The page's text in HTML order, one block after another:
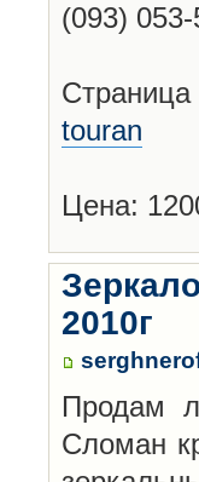
(093)
touran
Цена:
2010г
Продам
Сломан